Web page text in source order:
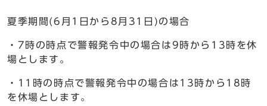
夏季期間(6月1日から8月31日)の場合
・7時の時点で警報発令中の場合は9時から13時を休
場とします。
・11時の時点で警報発令中の場合は13時から18時
を休場とします。